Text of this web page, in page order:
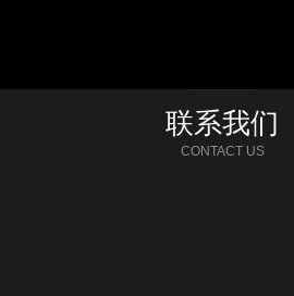
联系我们
CONTACT US